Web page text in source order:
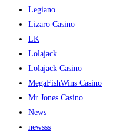
Legiano
Lizaro Casino
LK
Lolajack
Lolajack Casino
MegaFishWins Casino
Mr Jones Casino
News
newsss